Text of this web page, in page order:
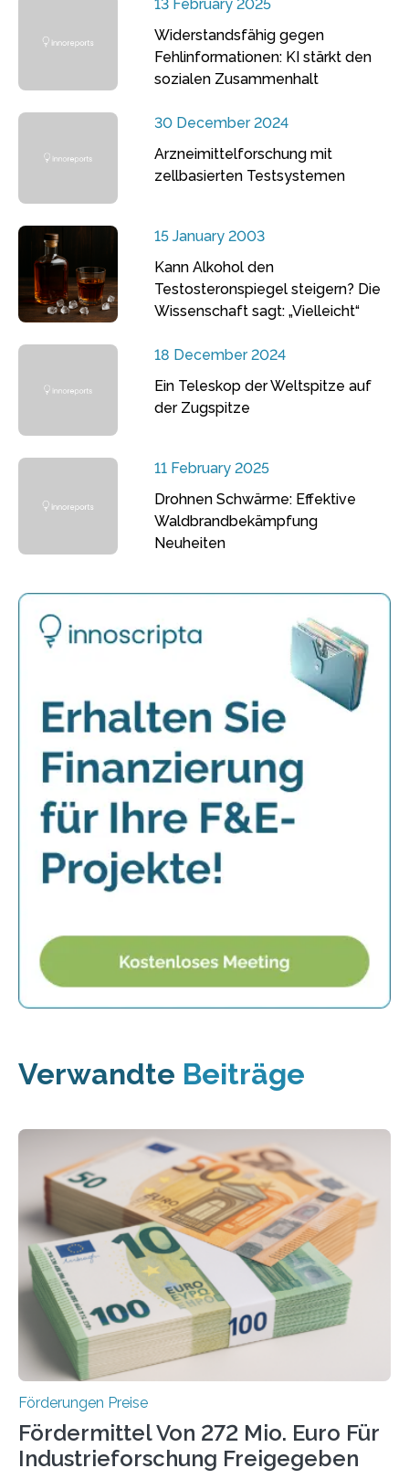
13 February 2025
Widerstandsfähig gegen
Fehlinformationen: KI stärkt den
sozialen Zusammenhalt
30 December 2024
Arzneimittelforschung mit
zellbasierten Testsystemen
15 January 2003
Kann Alkohol den
Testosteronspiegel steigern? Die
Wissenschaft sagt: „Vielleicht“
18 December 2024
Ein Teleskop der Weltspitze auf
der Zugspitze
11 February 2025
Drohnen Schwärme: Effektive
Waldbrandbekämpfung
Neuheiten
Verwandte Beiträge
Förderungen Preise
Fördermittel Von 272 Mio. Euro Für
Industrieforschung Freigegeben